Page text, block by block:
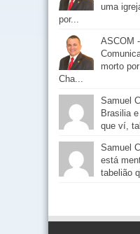
uma
por...
ASCOM
morto
Cha...
Samuel
Brasilia
que ví,
Samuel
está
tabelião